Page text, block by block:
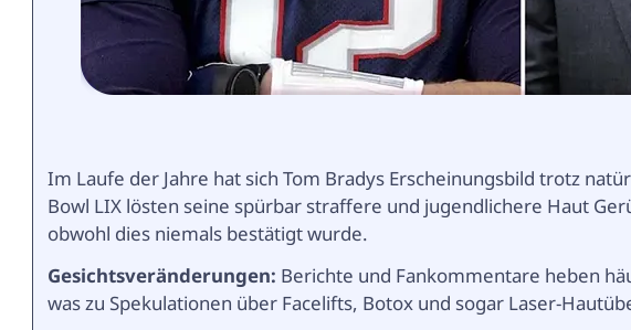
Im Laufe der Jahre hat sich Tom Bradys Erscheinungsbild trotz
Bowl LIX lösten seine spürbar straffere und jugendlichere Haut
obwohl dies niemals bestätigt wurde.
Gesichtsveränderungen: Berichte und Fankommentare heben
was zu Spekulationen über Facelifts, Botox und sogar Laser-